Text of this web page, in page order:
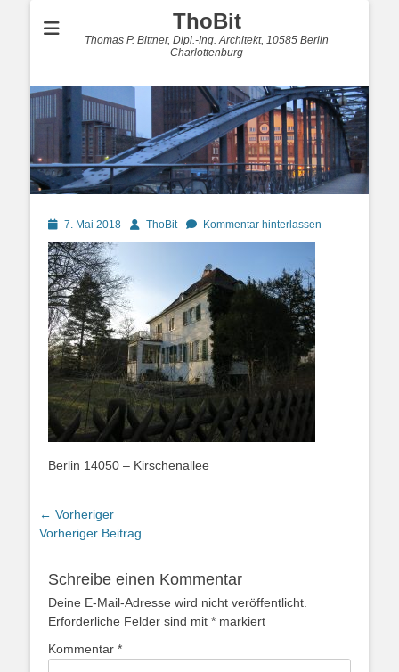
ThoBit
Thomas P. Bittner, Dipl.-Ing. Architekt, 10585 Berlin
Charlottenburg
Posted
on
7. Mai 2018 AutorThoBit Kommentar hinterlassen
Berlin 14050 – Kirschenallee
Beitragsnavigation
← Vorheriger
Vorheriger
Vorheriger Beitrag
Schreibe einen Kommentar
Deine E-Mail-Adresse wird nicht veröffentlicht.
Erforderliche Felder sind mit * markiert
Kommentar *